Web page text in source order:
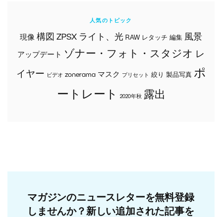
人気のトピック
現像 構図 ZPSX ライト、光 RAW レタッチ 編集 風景
アップデート ゾナー・フォト・スタジオ レ
イヤー ビデオ zonerama マスク プリセット 絞り 製品写真 ポ
ートレート
2020年秋 露出
マガジンのニュースレターを無料登録
しませんか？新しい追加された記事を